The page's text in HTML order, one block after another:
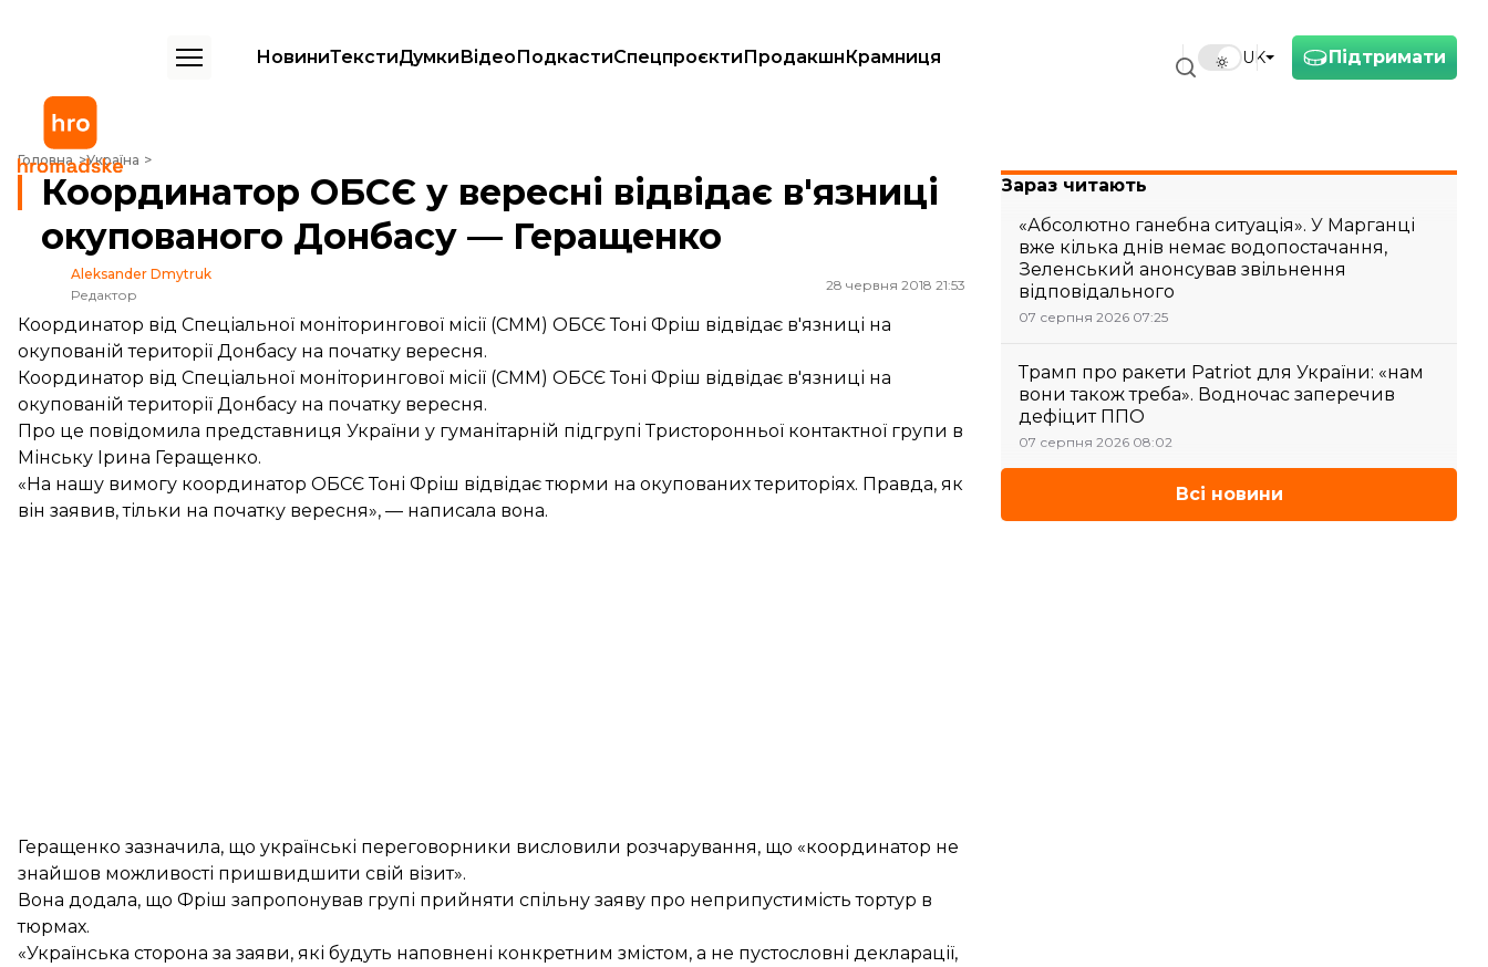
Підтримати
UK
НовиниТекстиДумкиВідеоПодкастиСпецпроєктиПродакшнКрамниця
Головна Україна
Координатор ОБСЄ у вересні відвідає в'язниці окупованого Донбасу — Геращенко
Координатор ОБСЄ у вересні відвідає в'язниці
окупованого Донбасу — Геращенко
Aleksander Dmytruk
Редактор
28 червня 2018 21:53
Координатор від Спеціальної моніторингової місії (СММ) ОБСЄ Тоні Фріш відвідає в'язниці на
окупованій території Донбасу на початку вересня.
Координатор від Спеціальної моніторингової місії (СММ) ОБСЄ Тоні Фріш відвідає в'язниці на
окупованій території Донбасу на початку вересня.
Про це повідомила представниця України у гуманітарній підгрупі Тристоронньої контактної групи в
Мінську Ірина Геращенко.
«На нашу вимогу координатор ОБСЄ Тоні Фріш відвідає тюрми на окупованих територіях. Правда, як
він заявив, тільки на початку вересня», — написала вона.
Геращенко зазначила, що українські переговорники висловили розчарування, що «координатор не
знайшов можливості пришвидшити свій візит».
Вона додала, що Фріш запропонував групі прийняти спільну заяву про неприпустимість тортур в
тюрмах.
«Українська сторона за заяви, які будуть наповнені конкретним змістом, а не пустословні декларації,
Зараз читають
«Абсолютно ганебна ситуація». У Марганці
вже кілька днів немає водопостачання,
Зеленський анонсував звільнення
відповідального
07 серпня 2026 07:25
Трамп про ракети Patriot для України: «нам
вони також треба». Водночас заперечив
дефіцит ППО
07 серпня 2026 08:02
Всі новини